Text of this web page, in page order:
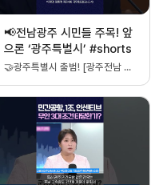
📢전남광주 시민들 주목! 앞
으론 ‘광주특별시’ #shorts
🤝광주특별시 출범! [광주전남 행정통합]